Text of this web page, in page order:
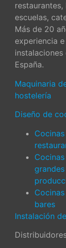
restaurantes,
escuelas,
Más de 20
experiencia e
instalaciones
España.
Maquinaria
hostelería
Diseño de
grandes
bares
Instalación